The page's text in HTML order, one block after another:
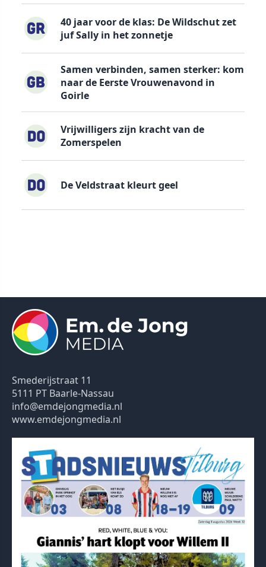
40 jaar voor de klas: De Wildschut zet
juf Sally in het zonnetje
Samen verbinden, samen sterker: kom
naar de Eerste Vrouwenavond in
Goirle
Vrijwilligers zijn kracht van de
Zomerspelen
De Veldstraat kleurt geel
Smederijstraat 11
5111 PT Baarle-Nassau
info@emdejongmedia.nl
www.emdejongmedia.nl